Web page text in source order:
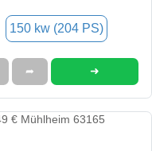
150 kw (204 PS)
➦ ➜